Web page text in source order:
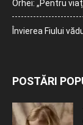
Orhei: „Pentru
Învierea Fiului
POSTĂRI